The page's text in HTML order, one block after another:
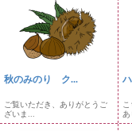
秋のみのり ク...
ご覧いただき、ありがとうご
ざいま...
あ